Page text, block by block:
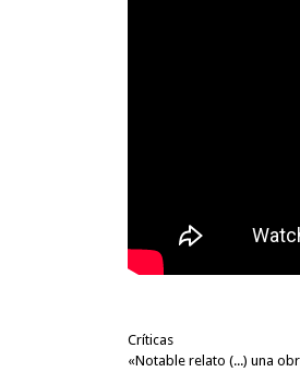
Críticas
«Notable relato (...) una